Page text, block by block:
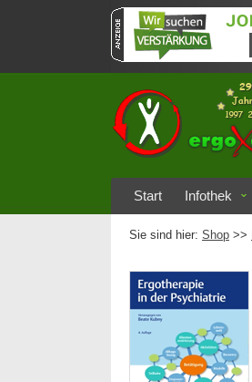
Start Infothek
Sie sind hier: Shop >>